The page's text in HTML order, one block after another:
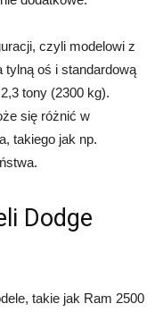
czyli modelowi z
tylną oś i standardową
tony (2300 kg).
się różnić w
takiego jak np.
Dodge
takie jak Ram 2500